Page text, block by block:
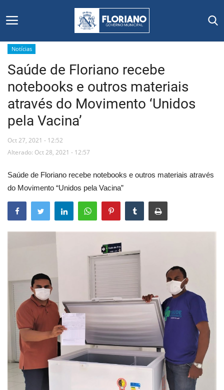
Início
Editais
Floriano
Secretarias e Órgãos
Mural de Licitações
Vídeos
Contato
Notícias
Saúde de Floriano recebe
notebooks e outros materiais
através do Movimento ‘Unidos
pela Vacina’
Oct 27, 2021 - 12:52
Alterado: Oct 28, 2021 - 12:57
Saúde de Floriano recebe notebooks e outros materiais através
do Movimento “Unidos pela Vacina”